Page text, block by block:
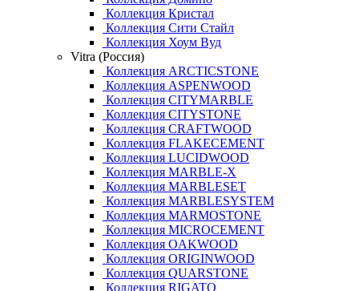
Коллекция Кристал
Коллекция Сити Стайл
Коллекция Хоум Вуд
Vitra (Россия)
Коллекция ARCTICSTONE
Коллекция ASPENWOOD
Коллекция CITYMARBLE
Коллекция CITYSTONE
Коллекция CRAFTWOOD
Коллекция FLAKECEMENT
Коллекция LUCIDWOOD
Коллекция MARBLE-X
Коллекция MARBLESET
Коллекция MARBLESYSTEM
Коллекция MARMOSTONE
Коллекция MICROCEMENT
Коллекция OAKWOOD
Коллекция ORIGINWOOD
Коллекция QUARSTONE
Коллекция RIGATO